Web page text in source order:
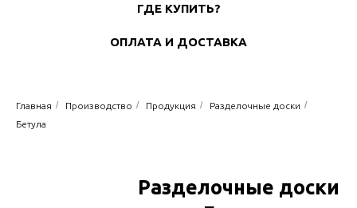
ГДЕ КУПИТЬ?
ОПЛАТА И ДОСТАВКА
Главная / Производство / Продукция / Разделочные доски /
Бетула
Разделочные доски